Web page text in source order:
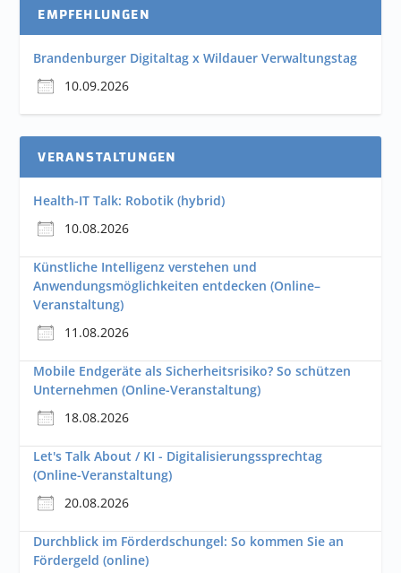
EMPFEHLUNGEN
Brandenburger Digitaltag x Wildauer Verwaltungstag
10.09.2026
VERANSTALTUNGEN
Health-IT Talk: Robotik (hybrid)
10.08.2026
Künstliche Intelligenz verstehen und
Anwendungsmöglichkeiten entdecken (Online–
Veranstaltung)
11.08.2026
Mobile Endgeräte als Sicherheitsrisiko? So schützen
Unternehmen (Online-Veranstaltung)
18.08.2026
Let's Talk About / KI - Digitalisierungssprechtag
(Online-Veranstaltung)
20.08.2026
Durchblick im Förderdschungel: So kommen Sie an
Fördergeld (online)